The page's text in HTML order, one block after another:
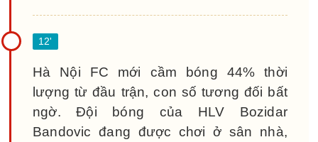
Hà Nội FC mới cầm bóng 44% thời
lượng từ đầu trận, con số tương đối bất
ngờ. Đội bóng của HLV Bozidar
Bandovic đang được chơi ở sân nhà,